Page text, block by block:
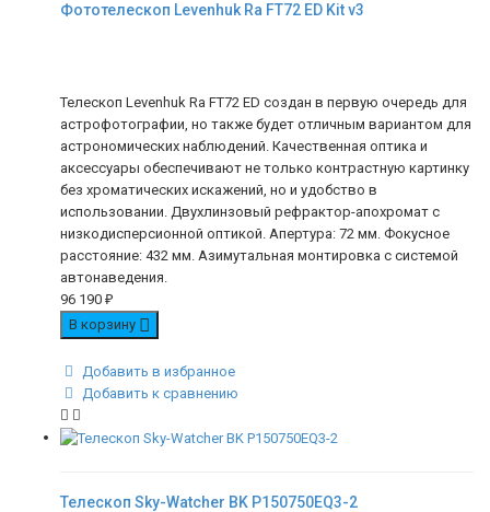
Фототелескоп Levenhuk Ra FT72 ED Kit v3
Телескоп Levenhuk Ra FT72 ED создан в первую очередь для
астрофотографии, но также будет отличным вариантом для
астрономических наблюдений. Качественная оптика и
аксессуары обеспечивают не только контрастную картинку
без хроматических искажений, но и удобство в
использовании. Двухлинзовый рефрактор-апохромат с
низкодисперсионной оптикой. Апертура: 72 мм. Фокусное
расстояние: 432 мм. Азимутальная монтировка с системой
автонаведения.
96 190 ₽
В корзину
Добавить в избранное
Добавить к сравнению
Телескоп Sky-Watcher BK P150750EQ3-2